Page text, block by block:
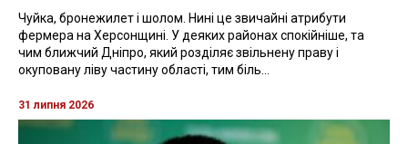
Чуйка, бронежилет і шолом. Нині це звичайні атрибути
фермера на Херсонщині. У деяких районах спокійніше, та
чим ближчий Дніпро, який розділяє звільнену праву і
окуповану ліву частину області, тим біль...
31 липня 2026